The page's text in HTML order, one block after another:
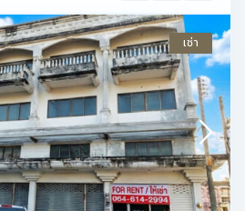
เช่า